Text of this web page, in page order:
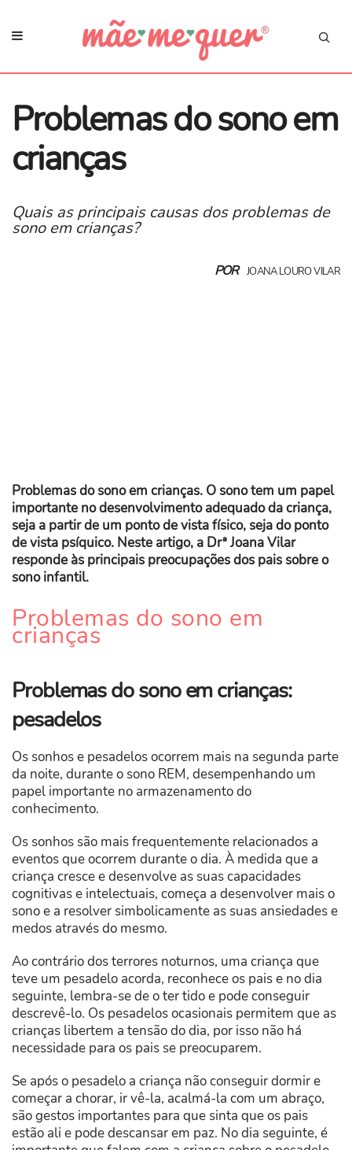
Problemas do sono em
crianças
Quais as principais causas dos problemas de
sono em crianças?
POR JOANA LOURO VILAR
Problemas do sono em crianças. O sono tem um papel
importante no desenvolvimento adequado da criança,
seja a partir de um ponto de vista físico, seja do ponto
de vista psíquico. Neste artigo, a Drª Joana Vilar
responde às principais preocupações dos pais sobre o
sono infantil.
Problemas do sono em
crianças
Problemas do sono em crianças:
pesadelos
Os sonhos e pesadelos ocorrem mais na segunda parte
da noite, durante o sono REM, desempenhando um
papel importante no armazenamento do
conhecimento.
Os sonhos são mais frequentemente relacionados a
eventos que ocorrem durante o dia. À medida que a
criança cresce e desenvolve as suas capacidades
cognitivas e intelectuais, começa a desenvolver mais o
sono e a resolver simbolicamente as suas ansiedades e
medos através do mesmo.
Ao contrário dos terrores noturnos, uma criança que
teve um pesadelo acorda, reconhece os pais e no dia
seguinte, lembra-se de o ter tido e pode conseguir
descrevê-lo. Os pesadelos ocasionais permitem que as
crianças libertem a tensão do dia, por isso não há
necessidade para os pais se preocuparem.
Se após o pesadelo a criança não conseguir dormir e
começar a chorar, ir vê-la, acalmá-la com um abraço,
são gestos importantes para que sinta que os pais
estão ali e pode descansar em paz. No dia seguinte, é